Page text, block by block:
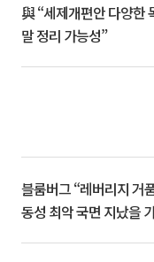
與 “세제개편안 다양
말 정리 가능성”
블룸버그 “레버리지 거
동성 최악 국면 지났을